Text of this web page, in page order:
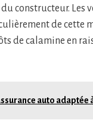
constructeur. Les
de cette
de calamine en
auto adaptée